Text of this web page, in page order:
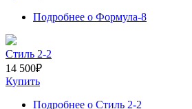
Подробнее о Формула-8
Стиль 2-2
14 500₽
Купить
Подробнее о Стиль 2-2